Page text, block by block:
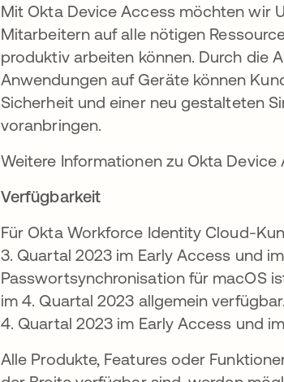
Mit Okta Device Access möchten wir
Mitarbeitern auf alle nötigen
produktiv arbeiten können. Durch die
Anwendungen auf Geräte können
Sicherheit und einer neu gestalteten
voranbringen.
Weitere Informationen zu Okta Device
Verfügbarkeit
Für Okta Workforce Identity Cloud-
3. Quartal 2023 im Early Access und
Passwortsynchronisation für macOS
im 4. Quartal 2023 allgemein
4. Quartal 2023 im Early Access und
Alle Produkte, Features oder